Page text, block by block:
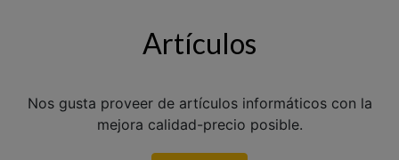
Artículos
Nos gusta proveer de artículos informáticos con la
mejora calidad-precio posible.